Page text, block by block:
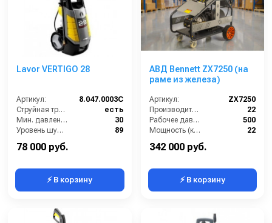
Lavor VERTIGO 28
Артикул:
8.047.0003C
Струйная трубка (копьё):
есть
Мин. давление (бар):
30
Уровень шума (дБ):
89
Производительность (л/ч):
78 000 руб.
⚡ В корзину
АВД Bennett ZX7250 (на
раме из железа)
Артикул:
ZX7250
Производительность (л/мин):
22
Рабочее давление (бар):
500
Мощность (кВт):
22
342 000 руб.
⚡ В корзину